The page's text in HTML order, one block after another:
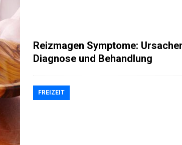
Reizmagen Symptome:
Diagnose und Behandlung
FREIZEIT